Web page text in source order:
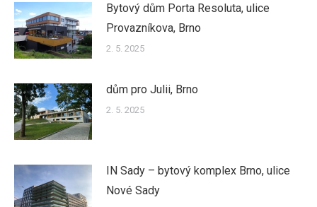
Bytový dům Porta Resoluta, ulice
Provazníkova, Brno
2. 5. 2025
dům pro Julii, Brno
2. 5. 2025
IN Sady – bytový komplex Brno, ulice
Nové Sady